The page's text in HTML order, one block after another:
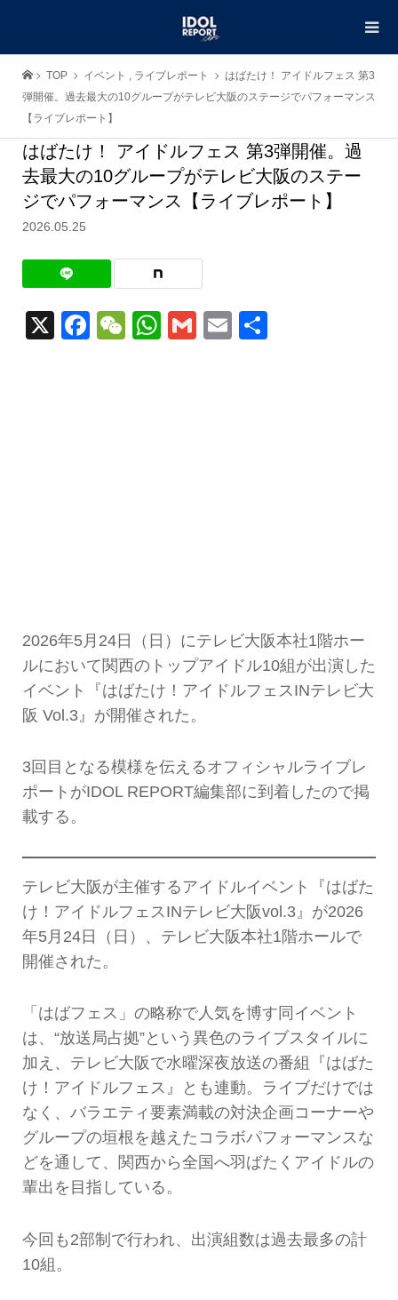
TOP イベント , ライブレポート
はばたけ！ アイドルフェス 第3
弾開催。過去最大の10グループがテレビ大阪のステージでパフォーマンス
【ライブレポート】
はばたけ！ アイドルフェス 第3弾開催。過
去最大の10グループがテレビ大阪のステー
ジでパフォーマンス【ライブレポート】
2026.05.25
X Facebook
WeChat
WhatsApp
GmailEmail
2026年5月24日（日）にテレビ大阪本社1階ホー
ルにおいて関西のトップアイドル10組が出演した
イベント『はばたけ！アイドルフェスINテレビ大
阪 Vol.3』が開催された。
3回目となる模様を伝えるオフィシャルライブレ
ポートがIDOL REPORT編集部に到着したので掲
載する。
テレビ大阪が主催するアイドルイベント『はばた
け！アイドルフェスINテレビ大阪vol.3』が2026
年5月24日（日）、テレビ大阪本社1階ホールで
開催された。
「はばフェス」の略称で人気を博す同イベント
は、“放送局占拠”という異色のライブスタイルに
加え、テレビ大阪で水曜深夜放送の番組『はばた
け！アイドルフェス』とも連動。ライブだけでは
なく、バラエティ要素満載の対決企画コーナーや
グループの垣根を越えたコラボパフォーマンスな
どを通して、関西から全国へ羽ばたくアイドルの
輩出を目指している。
今回も2部制で行われ、出演組数は過去最多の計
10組。